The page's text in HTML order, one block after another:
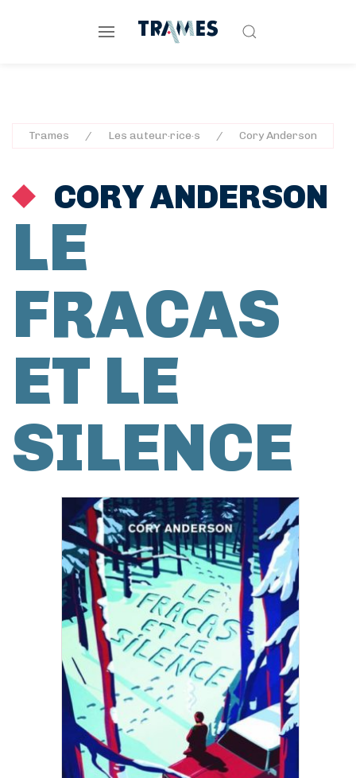
Trames Les auteur·rice·s Cory Anderson
CORY ANDERSON
LE
FRACAS
ET LE
SILENCE